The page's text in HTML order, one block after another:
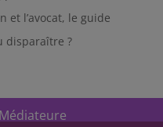
et l’avocat, le guide
disparaître ?